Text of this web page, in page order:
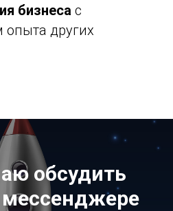
бизнеса с
опыта других
обсудить
мессенджере